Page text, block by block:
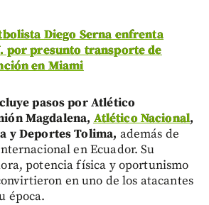
Diego Serna enfrenta
por presunto transporte de
en Miami
pasos por Atlético
Magdalena, Atlético Nacional,
y Deportes Tolima, además de
en Ecuador. Su
potencia física y oportunismo
en uno de los atacantes
época.